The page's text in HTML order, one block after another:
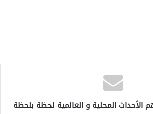
الأحداث المحلية و العالمية لحظة بلحظة